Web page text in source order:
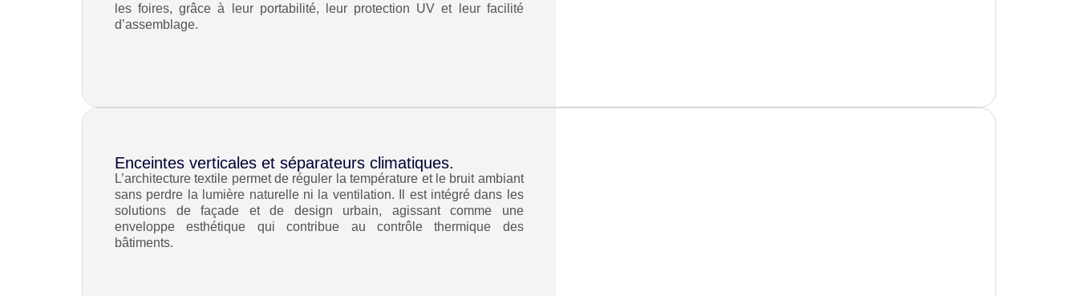
les foires, grâce à leur portabilité, leur protection UV et leur facilité
d’assemblage.
Enceintes verticales et séparateurs climatiques.
L’architecture textile permet de réguler la température et le bruit ambiant
sans perdre la lumière naturelle ni la ventilation. Il est intégré dans les
solutions de façade et de design urbain, agissant comme une
enveloppe esthétique qui contribue au contrôle thermique des
bâtiments.